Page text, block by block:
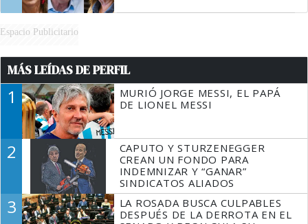
Espacio Publicitario
MÁS LEÍDAS DE PERFIL
1
MURIÓ JORGE MESSI, EL PAPÁ
DE LIONEL MESSI
2
CAPUTO Y STURZENEGGER
CREAN UN FONDO PARA
INDEMNIZAR Y “GANAR”
SINDICATOS ALIADOS
3
LA ROSADA BUSCA CULPABLES
DESPUÉS DE LA DERROTA EN EL